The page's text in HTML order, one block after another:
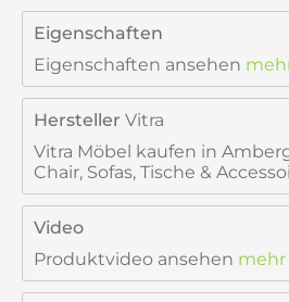
Eigenschaften
Eigenschaften ansehen
Hersteller Vitra
Vitra Möbel kaufen in
Chair, Sofas, Tische &
Video
Produktvideo ansehen mehr